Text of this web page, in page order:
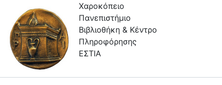
Χαροκόπειο
Πανεπιστήμιο
Βιβλιοθήκη & Κέντρο
Πληροφόρησης
ΕΣΤΙΑ